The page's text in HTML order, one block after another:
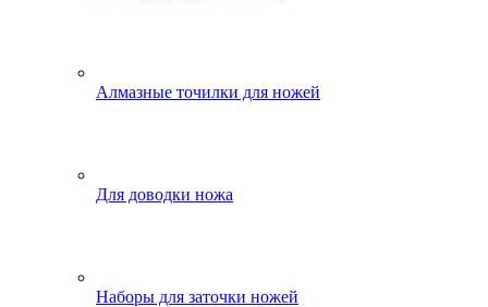
Алмазные точилки для ножей
Для доводки ножа
Наборы для заточки ножей